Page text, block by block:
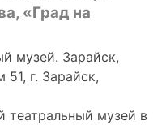
«Град на
музей. Зарайск,
г. Зарайск,
музей в